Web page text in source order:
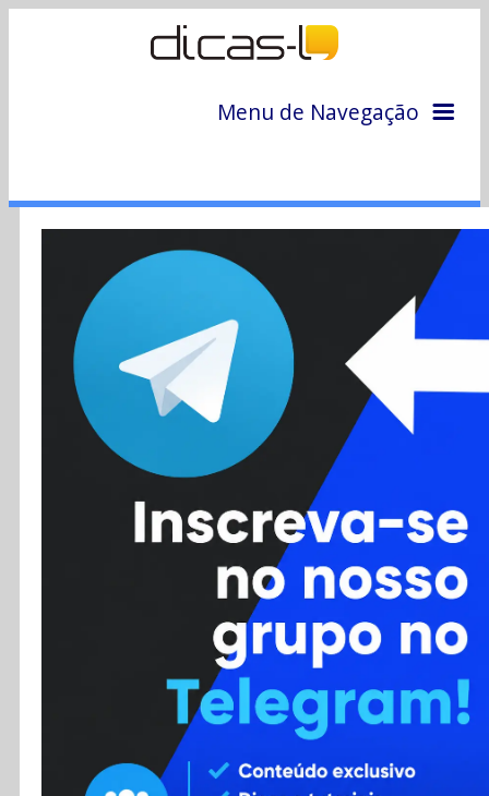
Menu de Navegação
Colunas
Colaboradores
Cursos
Enviar Dica